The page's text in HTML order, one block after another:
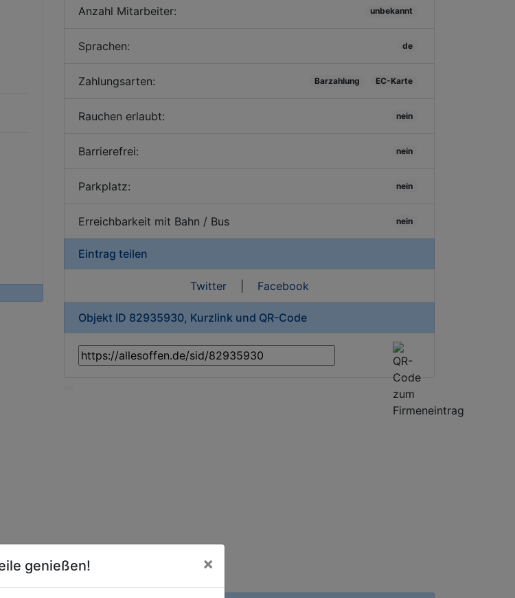
Anzahl Mitarbeiter: unbekannt
Sprachen: de
Zahlungsarten: Barzahlung EC-Karte
Rauchen erlaubt: nein
Barrierefrei: nein
Parkplatz: nein
Erreichbarkeit mit Bahn / Bus nein
Eintrag teilen
Twitter| Facebook
Objekt ID 82935930, Kurzlink und QR-Code
genießen! ×